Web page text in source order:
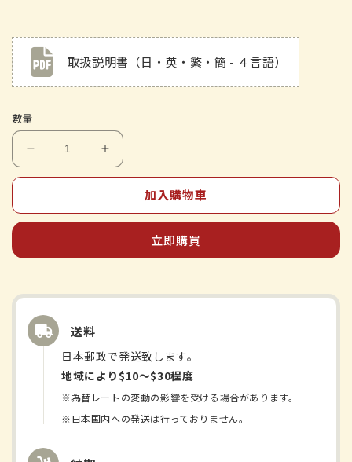
取扱説明書（日・英・繁・簡 - ４言語）
數量
Kracie&#39;s
中
-
Kankyoto
提
取
片
Kracie&#39;s
中
-
Kankyoto
提
N
數
量
增
加入購物車
立即購買
送料
日本郵政で発送致します。
地域により$10〜$30程度
※為替レートの変動の影響を受ける場合があります。
※日本国内への発送は行っておりません。